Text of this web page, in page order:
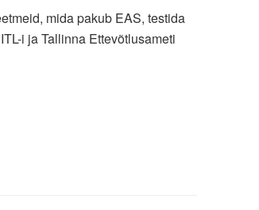
mida pakub EAS, testida
i ja Tallinna Ettevõtlusameti